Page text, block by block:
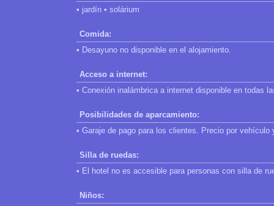
• jardín • solárium
Comida:
• Desayuno no disponible en el alojamiento.
Acceso a internet:
• Conexión inalámbrica a internet disponible en todas
Posibilidades de aparcamiento:
• Garaje de pago para los clientes. Precio por
Silla de ruedas:
• El hotel no es accesible para personas con silla de
Niños: